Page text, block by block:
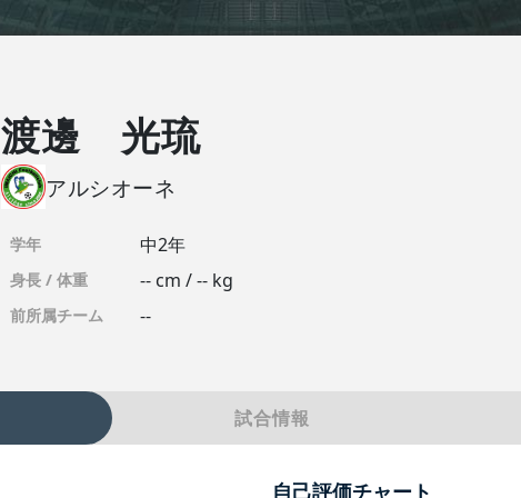
渡邊 光琉
アルシオーネ
学年 中2年
身長 / 体重 -- cm / -- kg
前所属チーム --
試合情報
自己評価チャート